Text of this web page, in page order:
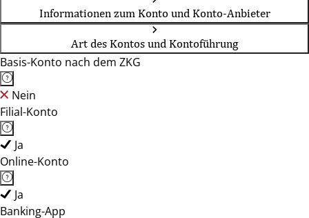
Informationen zum Konto und Konto-Anbieter
Art des Kontos und Kontoführung
Basis-Konto nach dem ZKG
Nein
Filial-Konto
Ja
Online-Konto
Ja
Banking-App